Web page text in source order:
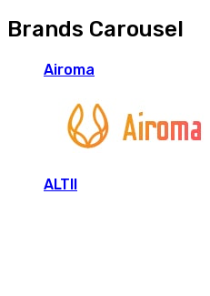
Brands Carousel
Airoma
ALTII